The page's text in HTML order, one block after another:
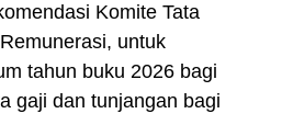
Komite Tata
untuk
tahun buku 2026 bagi
gaji dan tunjangan bagi